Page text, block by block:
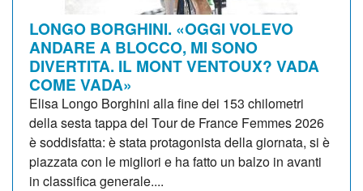
LONGO BORGHINI. «OGGI VOLEVO
ANDARE A BLOCCO, MI SONO
DIVERTITA. IL MONT VENTOUX? VADA
COME VADA»
Elisa Longo Borghini alla fine dei 153 chilometri
della sesta tappa del Tour de France Femmes 2026
è soddisfatta: è stata protagonista della giornata, si è
piazzata con le migliori e ha fatto un balzo in avanti
in classifica generale....